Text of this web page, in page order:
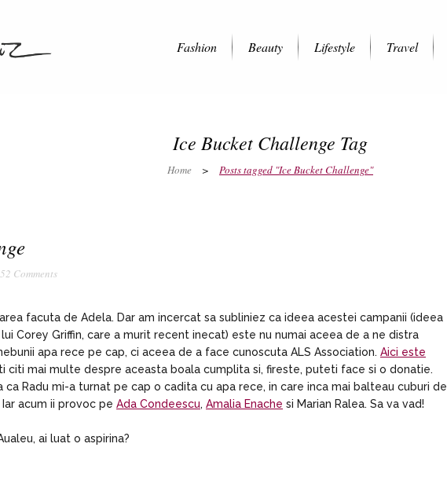
Fashion Beauty Lifestyle Travel
Ice Bucket Challenge Tag
Home > Posts tagged "Ice Bucket Challenge"
52 Comments
facuta de Adela. Dar am incercat sa subliniez ca ideea acestei campanii (ideea
Corey Griffin, care a murit recent inecat) este nu numai aceea de a ne distra
apa rece pe cap, ci aceea de a face cunoscuta ALS Association. Aici este
citi mai multe despre aceasta boala cumplita si, fireste, puteti face si o donatie.
ca Radu mi-a turnat pe cap o cadita cu apa rece, in care inca mai balteau cuburi de
acum ii provoc pe Ada Condeescu, Amalia Enache si Marian Ralea. Sa va vad!
ai luat o aspirina?